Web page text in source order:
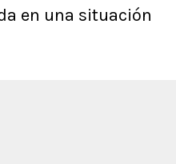
en una situación